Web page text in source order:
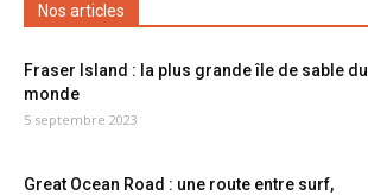
Nos articles
Fraser Island : la plus grande île de sable du
monde
5 septembre 2023
Great Ocean Road : une route entre surf,